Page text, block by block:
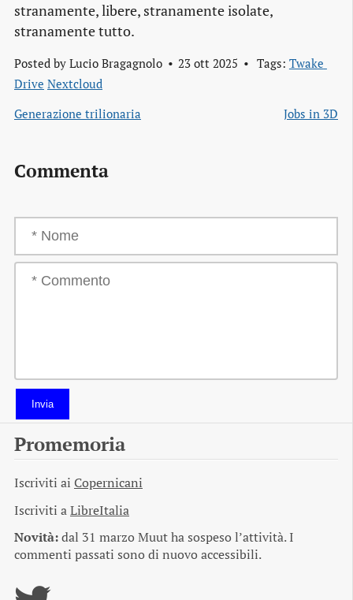
stranamente, libere, stranamente isolate,
stranamente tutto.
Posted by Lucio Bragagnolo 23 ott 2025 Tags: Twake
Drive Nextcloud
Generazione trilionaria
Jobs in 3D
Commenta
Invia
Promemoria
Iscriviti ai Copernicani
Iscriviti aLibreItalia
Novità:dal 31 marzo Muut ha sospeso l’attività. I
commenti passati sono di nuovo accessibili.